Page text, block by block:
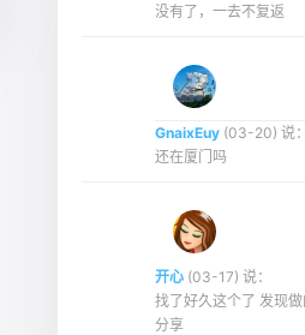
没有了，一去不复返
GnaixEuy (03-20) 说：
还在厦门吗
开心 (03-17) 说：
找了好久这个了 发现
分享